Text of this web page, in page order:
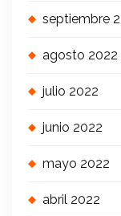
septiembre
agosto 2022
julio 2022
junio 2022
mayo 2022
abril 2022